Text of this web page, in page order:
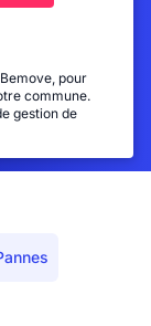
pour
commune.
gestion de